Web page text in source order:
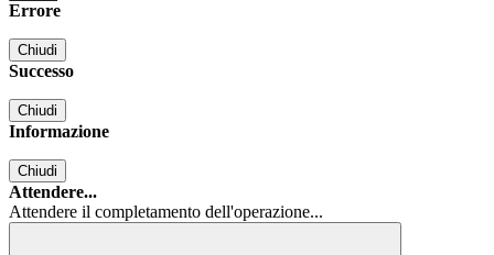
Errore
Chiudi
Successo
Chiudi
Informazione
Chiudi
Attendere...
Attendere il completamento dell'operazione...